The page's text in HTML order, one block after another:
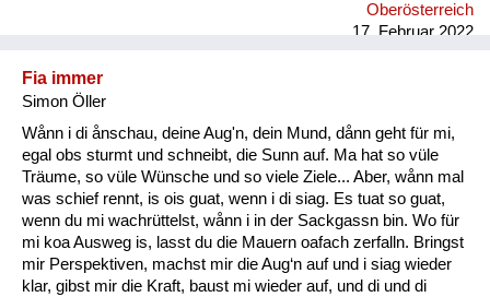
Oberösterreich
17. Februar 2022
Fia immer
Simon Öller
Wånn i di ånschau, deine Aug'n, dein Mund, dånn geht für mi,
egal obs sturmt und schneibt, die Sunn auf. Ma hat so vüle
Träume, so vüle Wünsche und so viele Ziele... Aber, wånn mal
was schief rennt, is ois guat, wenn i di siag. Es tuat so guat,
wenn du mi wachrüttelst, wånn i in der Sackgassn bin. Wo für
mi koa Ausweg is, lasst du die Mauern oafach zerfalln. Bringst
mir Perspektiven, machst mir die Aug‘n auf und i siag wieder
klar, gibst mir die Kraft, baust mi wieder auf, und di und di